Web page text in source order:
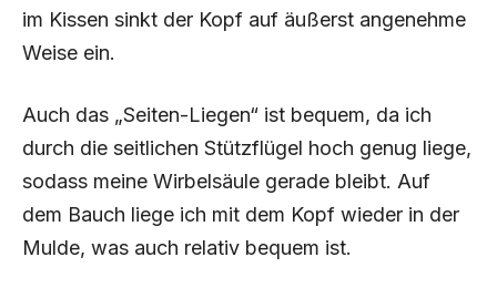
im Kissen sinkt der Kopf auf äußerst angenehme
Weise ein.
Auch das „Seiten-Liegen“ ist bequem, da ich
durch die seitlichen Stützflügel hoch genug liege,
sodass meine Wirbelsäule gerade bleibt. Auf
dem Bauch liege ich mit dem Kopf wieder in der
Mulde, was auch relativ bequem ist.